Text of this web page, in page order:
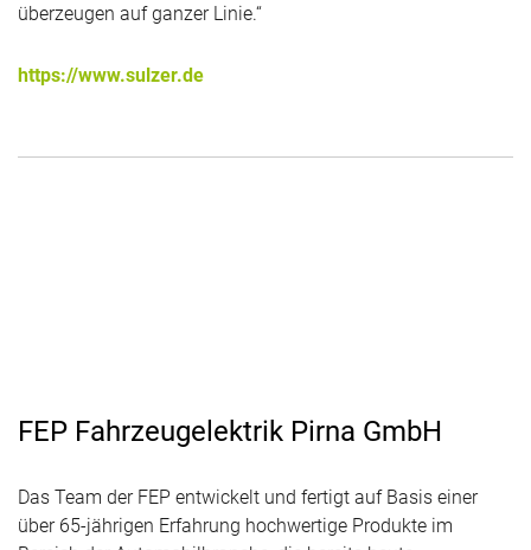
überzeugen auf ganzer Linie.“
https://www.sulzer.de
FEP Fahrzeugelektrik Pirna GmbH
Das Team der FEP entwickelt und fertigt auf Basis einer
über 65-jährigen Erfahrung hochwertige Produkte im